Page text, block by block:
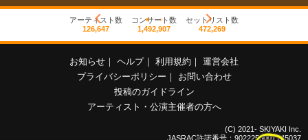
アーティスト数
126,647
コンサート数
1,492,907
セットリスト数
472,269
お知らせ ヘルプ 利用規約
運営会社
プライバシーポリシー
お問い合わせ
投稿のガイドライン
アーティスト・公演主催者の方へ
(C) 2021- SKIYAKI Inc.
JASRAC許諾番号：9022255001Y45037